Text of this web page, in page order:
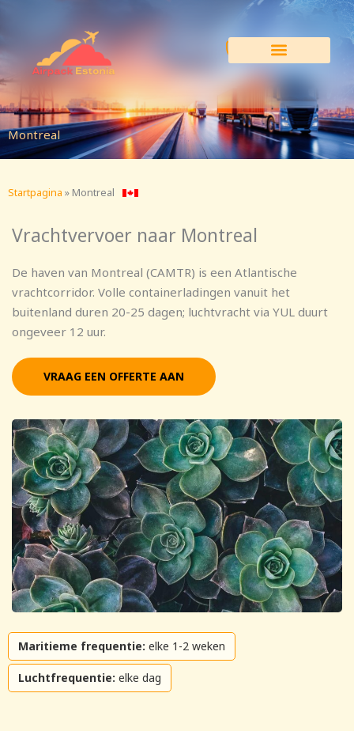
de
inhoud
Montreal
Startpagina » Montreal
Vrachtvervoer naar Montreal
De haven van Montreal (CAMTR) is een Atlantische
vrachtcorridor. Volle containerladingen vanuit het
buitenland duren 20-25 dagen; luchtvracht via YUL duurt
ongeveer 12 uur.
VRAAG EEN OFFERTE AAN
Maritieme frequentie: elke 1-2 weken
Luchtfrequentie: elke dag